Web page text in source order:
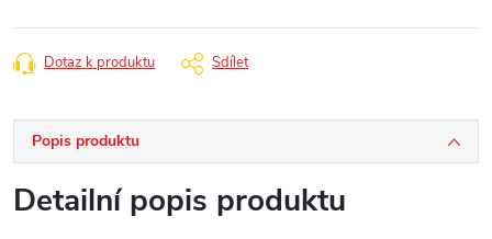
Dotaz k produktu Sdílet
Popis produktu
Detailní popis produktu